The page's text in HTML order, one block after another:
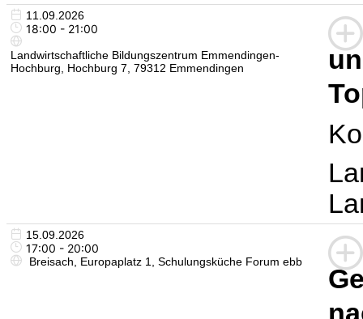
11.09.2026
18:00 - 21:00
Landwirtschaftliche Bildungszentrum Emmendingen-
Hochburg, Hochburg 7, 79312 Emmendingen
15.09.2026
17:00 - 20:00
Breisach, Europaplatz 1, Schulungsküche Forum ebb